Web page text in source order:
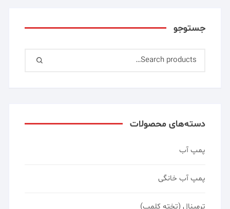
جستوجو
دسته‌های محصولات
پمپ آب
پمپ آب خانگی
ترمینال (تخته کلمپ)